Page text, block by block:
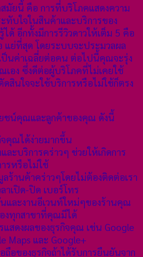
มัยนี้ คือ การที่บริโภคแสดงความ
ทับใจในสินค้าและบริการของ
ได้ อีกทั้งมีการรีวิวดาวให้เต็ม 5 คือ
แย่ที่สุด โดยระบบจะประมวลผล
ป็นค่าเฉลี่ยต่อคน ต่อไปนี้คุณจะรุ่ง
อง ซึ่งดีต่อผู้บริโภคที่ไม่เคยใช้
สินใจจะใช้บริการหรือไม่ใช้ก็ตรง
ชน์คุณและลูกค้าของคุณ ดังนี้
จคุณได้ง่ายมากขึ้น
ละบริการคร่าวๆ ช่วยให้เกิดการ
รหรือไม่ใช้
ร้านค้าคร่าวๆโดยไม่ต้องติดต่อเรา
าเปิด-ปิด เบอร์โทร
และงานอีเวนท์ใหม่ๆของร้านคุณ
งทุกสาขาที่คุณมีได้
แสดงผลของธุรกิจคุณ เช่น Google
Maps และ Google+
ถือของธุรกิจถ้าได้รับการยืนยันจาก